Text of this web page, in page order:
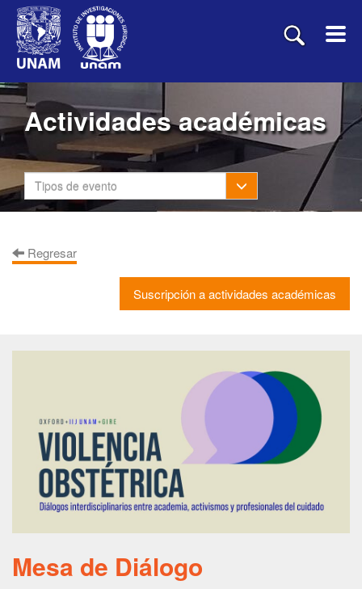
Actividades académicas
Tipos de evento Toggle Dropdown
Regresar
Suscripción a actividades académicas
Mesa de Diálogo